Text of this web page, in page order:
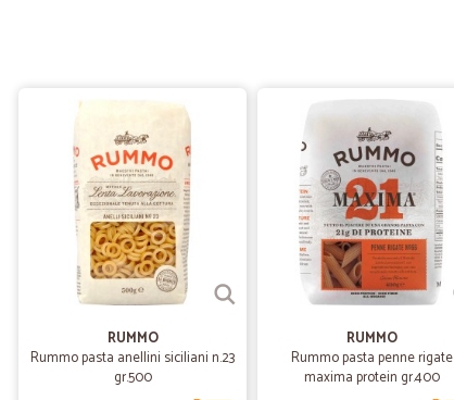
RUMMO
Rummo pasta anellini siciliani n.23
gr.500
RUMMO
Rummo pasta penne rigate
maxima protein gr.400